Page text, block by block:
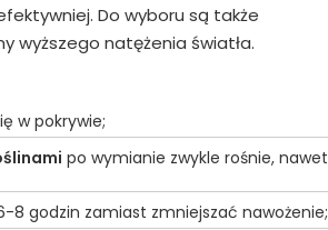
Do wyboru są także
wyższego natężenia światła.
w pokrywie;
po wymianie zwykle rośnie, nawet
godzin zamiast zmniejszać nawożenie;